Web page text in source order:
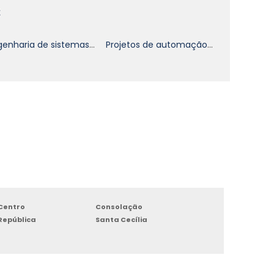
Engenharia de sistemas eletrônicos
Projetos de automação industrial
Consolação
Santa Cecília